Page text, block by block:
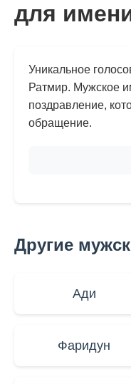
для
Уникальное
Ратмир. Мужское
поздравление,
обращение.
Другие
Ади
Фаридун